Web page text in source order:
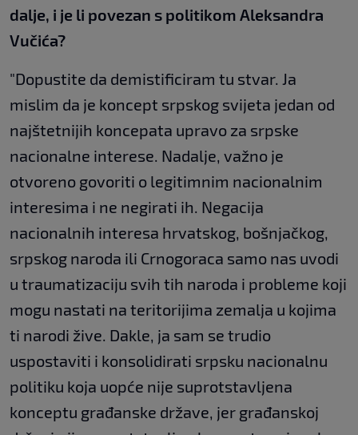
dalje, i je li povezan s politikom Aleksandra
Vučića?
"Dopustite da demistificiram tu stvar. Ja
mislim da je koncept srpskog svijeta jedan od
najštetnijih koncepata upravo za srpske
nacionalne interese. Nadalje, važno je
otvoreno govoriti o legitimnim nacionalnim
interesima i ne negirati ih. Negacija
nacionalnih interesa hrvatskog, bošnjačkog,
srpskog naroda ili Crnogoraca samo nas uvodi
u traumatizaciju svih tih naroda i probleme koji
mogu nastati na teritorijima zemalja u kojima
ti narodi žive. Dakle, ja sam se trudio
uspostaviti i konsolidirati srpsku nacionalnu
politiku koja uopće nije suprotstavljena
konceptu građanske države, jer građanskoj